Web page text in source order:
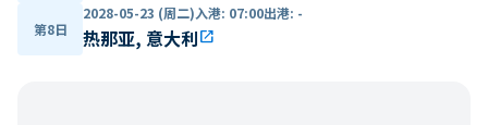
第8日
2028-05-23 (周二)入港: 07:00出港: -
热那亚, 意大利open_in_new